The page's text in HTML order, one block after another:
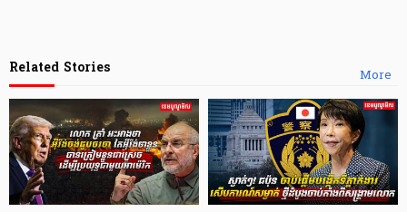
More
Related Stories